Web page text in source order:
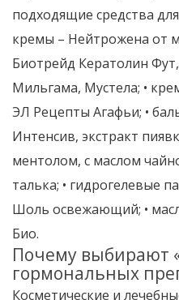
подходящие средства
кремы – Нейтрожена от
Биотрейд Кератолин
Мильгама, Мустела; •
ЭЛ Рецепты Агафьи; •
Интенсив, экстракт
ментолом, с маслом
талька; • гидрогелевые
Шоль освежающий; •
Био.
Почему выбирают
гормональных
Косметические и